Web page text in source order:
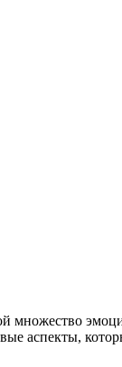
аспекты,